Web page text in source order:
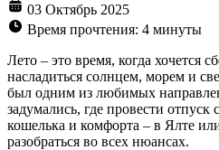
03 Октябрь 2025
Время прочтения: 4 минуты
Лето – это время, когда хочется
насладиться солнцем, морем и
был одним из любимых
задумались, где провести
кошелька и комфорта – в Ялте
разобраться во всех нюансах.